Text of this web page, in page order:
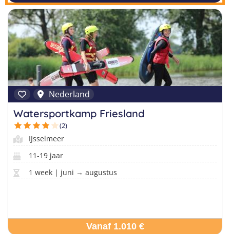
Nederland
Watersportkamp Friesland
(2)
IJsselmeer
11-19 jaar
1 week | juni → augustus
Vanaf 1.010 €